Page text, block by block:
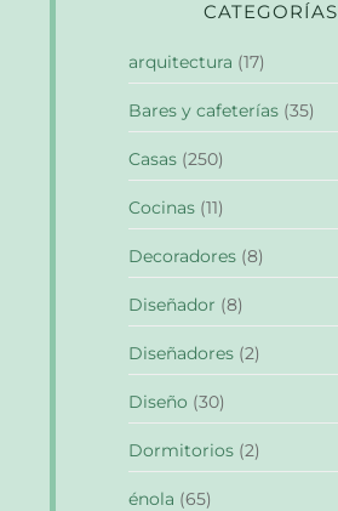
CATEGORÍAS
arquitectura (17)
Bares y cafeterías (35)
Casas (250)
Cocinas (11)
Decoradores (8)
Diseñador (8)
Diseñadores (2)
Diseño (30)
Dormitorios (2)
énola (65)